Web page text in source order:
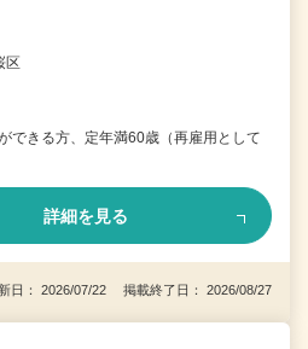
区
できる方、定年満60歳（再雇用として
詳細を見る
日： 2026/07/22 掲載終了日： 2026/08/27